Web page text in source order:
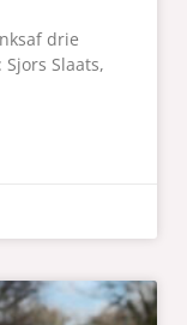
drie
Slaats,